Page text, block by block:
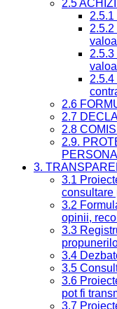
2.5
2.6
2.7
2.8
2.9.
3.
3.1
consultare
3.2
opinii,
3.3
3.4
3.5
3.6
pot fi
3.7